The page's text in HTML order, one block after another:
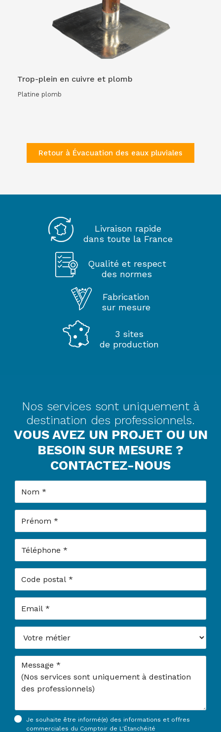
Trop-plein en cuivre et plomb
Platine plomb
Retour à Évacuation des eaux pluviales
Livraison rapide
dans toute la France
Qualité et respect
des normes
Fabrication
sur mesure
3 sites
de production
Nos services sont uniquement à
destination des professionnels.
VOUS AVEZ UN PROJET OU UN
BESOIN SUR MESURE ?
CONTACTEZ-NOUS
Message
Je souhaite être informé(e) des informations et offres
commerciales du Comptoir de L'Étanchéité